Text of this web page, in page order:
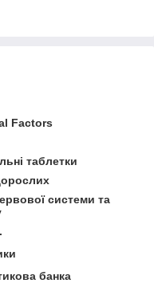
Factors
таблетки
системи та
банка